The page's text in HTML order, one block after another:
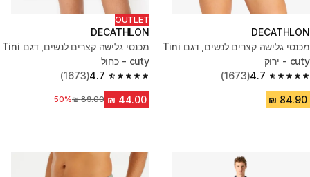
DECATHLON
מכנסי גלישה קצרים לנשים, דגם Tini
cuty - ירוק
4.7
4.7 out of 5 stars from 1673 reviews
(1673)
OUTLET
DECATHLON
מכנסי גלישה קצרים לנשים, דגם Tini
cuty - כחול
4.7
4.7 out of 5 stars from 1673 reviews
(1673)
מחיר לפני הנחה‏89.00 ₪
50%